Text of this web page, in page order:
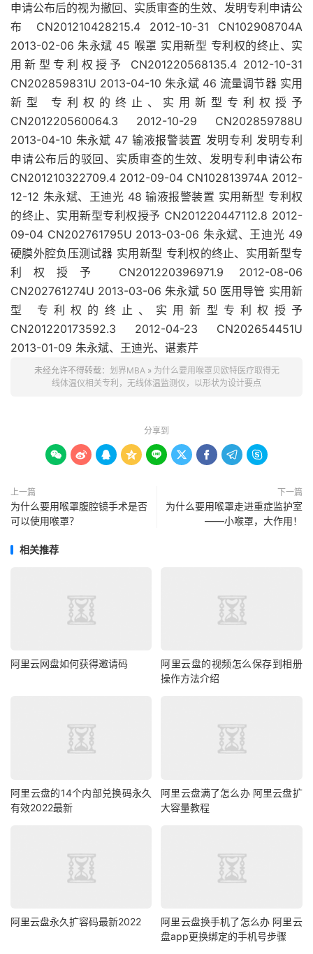
申请公布后的视为撤回、实质审查的生效、发明专利申请公
布 CN201210428215.4 2012-10-31 CN102908704A
2013-02-06 朱永斌 45 喉罩 实用新型 专利权的终止、实
用新型专利权授予 CN201220568135.4 2012-10-31
CN202859831U 2013-04-10 朱永斌 46 流量调节器 实用
新型 专利权的终止、实用新型专利权授予
CN201220560064.3 2012-10-29 CN202859788U
2013-04-10 朱永斌 47 输液报警装置 发明专利 发明专利
申请公布后的驳回、实质审查的生效、发明专利申请公布
CN201210322709.4 2012-09-04 CN102813974A 2012-
12-12 朱永斌、王迪光 48 输液报警装置 实用新型 专利权
的终止、实用新型专利权授予 CN201220447112.8 2012-
09-04 CN202761795U 2013-03-06 朱永斌、王迪光 49
硬膜外腔负压测试器 实用新型 专利权的终止、实用新型专
利权授予 CN201220396971.9 2012-08-06
CN202761274U 2013-03-06 朱永斌 50 医用导管 实用新
型 专利权的终止、实用新型专利权授予
CN201220173592.3 2012-04-23 CN202654451U
2013-01-09 朱永斌、王迪光、谌素芹
未经允许不得转载： 划界MBA» 为什么要用喉罩贝欧特医疗取得无
线体温仪相关专利，无线体温监测仪，以形状为设计要点
分享到
        
上一篇
为什么要用喉罩腹腔镜手术是否
可以使用喉罩？
下一篇
为什么要用喉罩走进重症监护室
——小喉罩，大作用！
相关推荐
阿里云网盘如何获得邀请码
阿里云盘的视频怎么保存到相册
操作方法介绍
阿里云盘的14个内部兑换码永久
有效2022最新
阿里云盘满了怎么办 阿里云盘扩
大容量教程
阿里云盘永久扩容码最新2022
阿里云盘换手机了怎么办 阿里云
盘app更换绑定的手机号步骤